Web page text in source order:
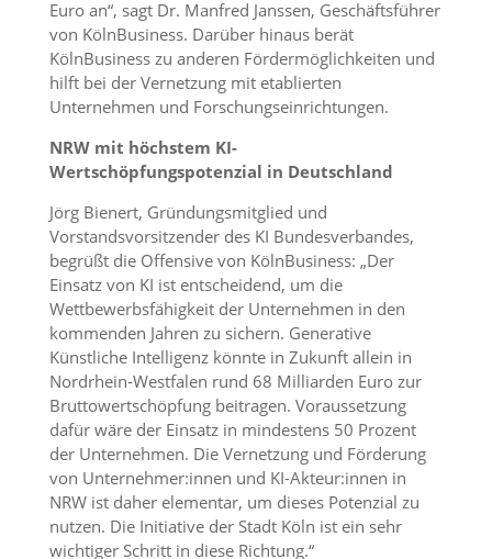
Euro an“, sagt Dr. Manfred Janssen, Geschäftsführer
von KölnBusiness. Darüber hinaus berät
KölnBusiness zu anderen Fördermöglichkeiten und
hilft bei der Vernetzung mit etablierten
Unternehmen und Forschungseinrichtungen.
NRW mit höchstem KI-
Wertschöpfungspotenzial in Deutschland
Jörg Bienert, Gründungsmitglied und
Vorstandsvorsitzender des KI Bundesverbandes,
begrüßt die Offensive von KölnBusiness: „Der
Einsatz von KI ist entscheidend, um die
Wettbewerbsfähigkeit der Unternehmen in den
kommenden Jahren zu sichern. Generative
Künstliche Intelligenz könnte in Zukunft allein in
Nordrhein-Westfalen rund 68 Milliarden Euro zur
Bruttowertschöpfung beitragen. Voraussetzung
dafür wäre der Einsatz in mindestens 50 Prozent
der Unternehmen. Die Vernetzung und Förderung
von Unternehmer:innen und KI-Akteur:innen in
NRW ist daher elementar, um dieses Potenzial zu
nutzen. Die Initiative der Stadt Köln ist ein sehr
wichtiger Schritt in diese Richtung.“